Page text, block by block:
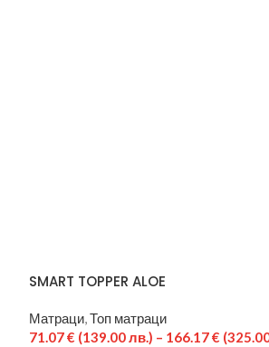
SMART TOPPER ALOE
Матраци,Топ матраци
71.07€ (139.00 лв.) – 166.17€